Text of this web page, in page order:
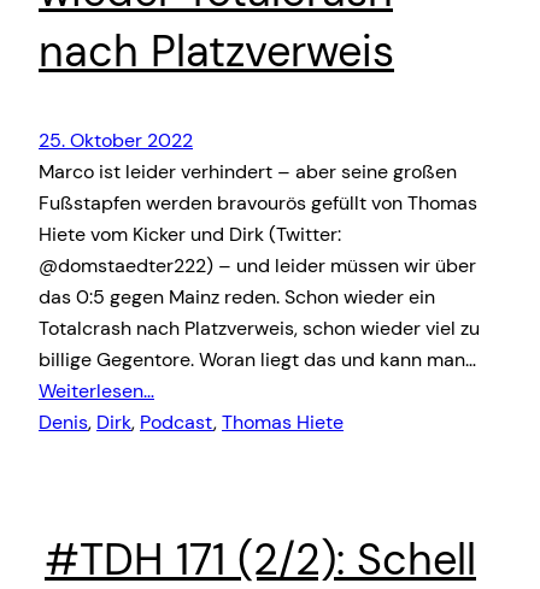
nach Platzverweis
25. Oktober 2022
Marco ist leider verhindert – aber seine großen
Fußstapfen werden bravourös gefüllt von Thomas
Hiete vom Kicker und Dirk (Twitter:
@domstaedter222) – und leider müssen wir über
das 0:5 gegen Mainz reden. Schon wieder ein
Totalcrash nach Platzverweis, schon wieder viel zu
billige Gegentore. Woran liegt das und kann man…
Weiterlesen…
Denis, Dirk, Podcast, Thomas Hiete
#TDH 171 (2/2): Schell